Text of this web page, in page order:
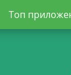
Топ